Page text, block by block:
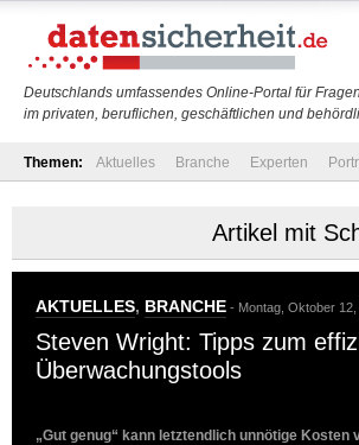
Deutschlands umfassendes Online-Portal für
im privaten, beruflichen, geschäftlichen und
Themen: Aktuelles Branche Experten
Artikel mit
AKTUELLES, BRANCHE - Montag, Oktober 12,
Steven Wright: Tipps zum
Überwachungstools
„Gut genug“ kann letztendlich unnötige